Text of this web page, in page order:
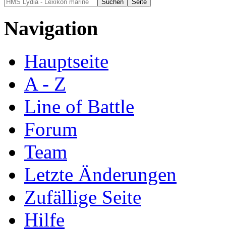
Navigation
Hauptseite
A - Z
Line of Battle
Forum
Team
Letzte Änderungen
Zufällige Seite
Hilfe